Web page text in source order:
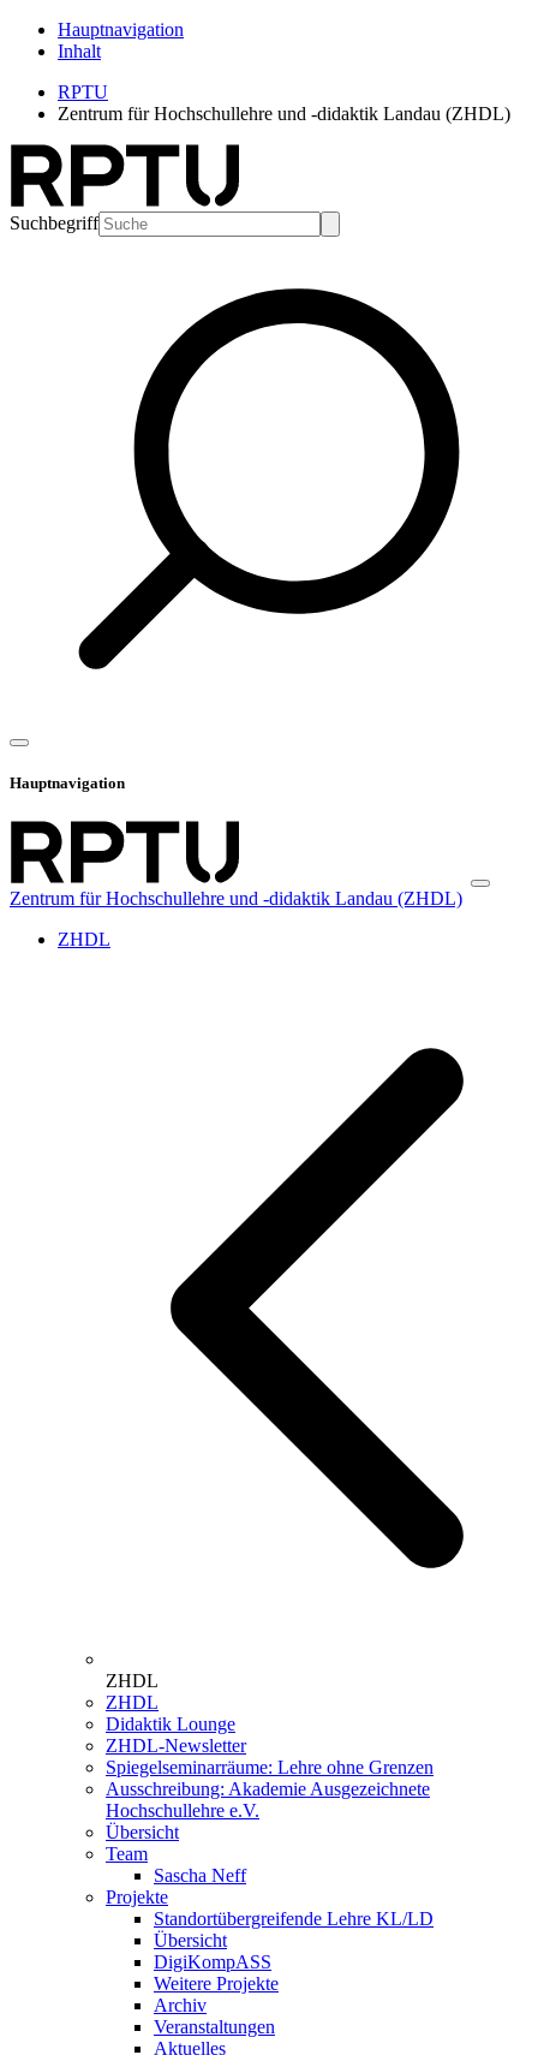
Hauptnavigation
Inhalt
RPTU
Zentrum für Hochschullehre und -didaktik Landau (ZHDL)
Suchbegriff
Hauptnavigation
Zentrum für Hochschullehre und -didaktik Landau (ZHDL)
ZHDL
ZHDL
ZHDL
Didaktik Lounge
ZHDL-Newsletter
Spiegelseminarräume: Lehre ohne Grenzen
Ausschreibung: Akademie Ausgezeichnete
Hochschullehre e.V.
Übersicht
Team
Sascha Neff
Projekte
Standortübergreifende Lehre KL/LD
Übersicht
DigiKompASS
Weitere Projekte
Archiv
Veranstaltungen
Aktuelles